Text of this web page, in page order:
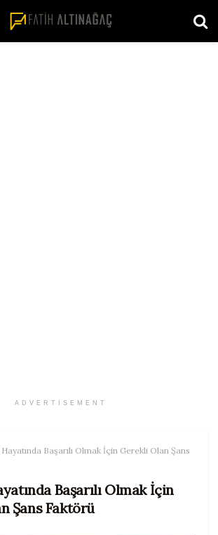
ADVERTISEMENT
Hayatında Başarılı Olmak İçin Gerekli Olan Şans
Başarılı Olmak İçin
Şans Faktörü